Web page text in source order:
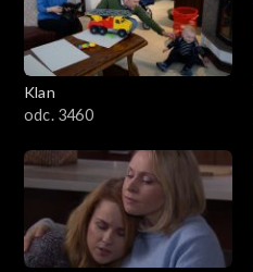
Klan
odc. 3460